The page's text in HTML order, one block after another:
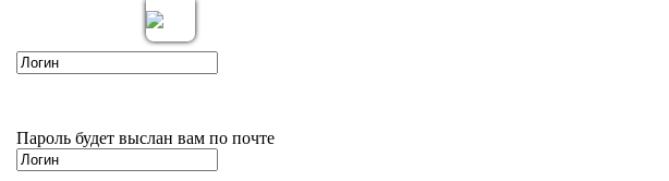
Пароль будет выслан вам по почте